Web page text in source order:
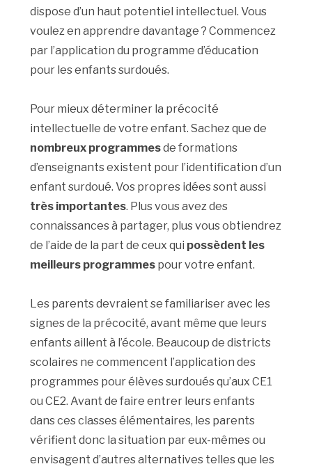
dispose d’un haut potentiel intellectuel. Vous
voulez en apprendre davantage ? Commencez
par l’application du programme d’éducation
pour les enfants surdoués.
Pour mieux déterminer la précocité
intellectuelle de votre enfant. Sachez que de
nombreux programmesde formations
d’enseignants existent pour l’identification d’un
enfant surdoué. Vos propres idées sont aussi
très importantes. Plus vous avez des
connaissances à partager, plus vous obtiendrez
de l’aide de la part de ceux qui possèdent les
meilleurs programmes pour votre enfant.
Les parents devraient se familiariser avec les
signes de la précocité, avant même que leurs
enfants aillent à l’école. Beaucoup de districts
scolaires ne commencent l’application des
programmes pour élèves surdoués qu’aux CE1
ou CE2. Avant de faire entrer leurs enfants
dans ces classes élémentaires, les parents
vérifient donc la situation par eux-mêmes ou
envisagent d’autres alternatives telles que les